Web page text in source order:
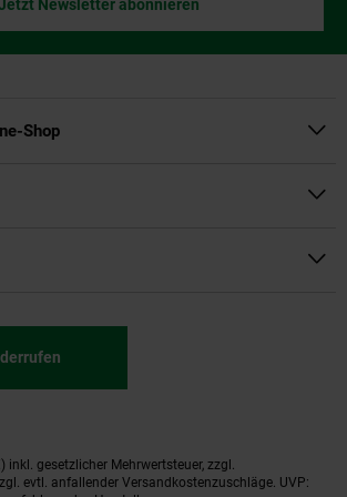
Newsletter abonnieren
Shop
inkl. gesetzlicher Mehrwertsteuer, zzgl.
evtl. anfallender Versandkostenzuschläge. UVP: